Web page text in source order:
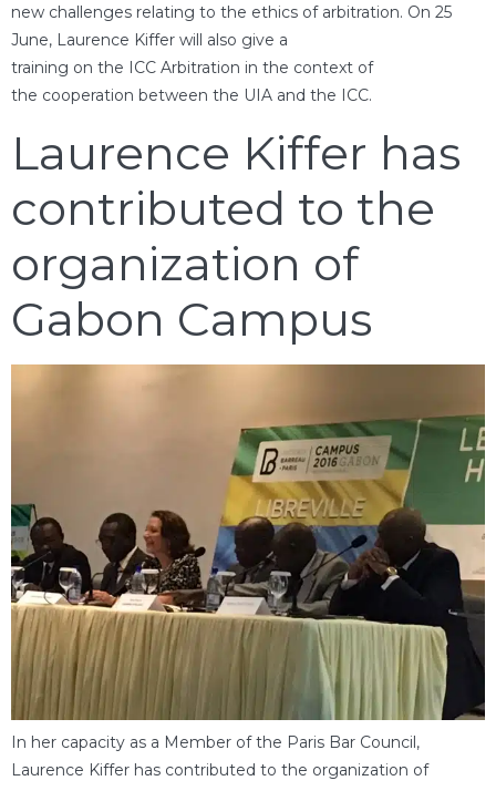
new challenges relating to the ethics of arbitration. On 25
June, Laurence Kiffer will also give a
training on the ICC Arbitration in the context of
the cooperation between the UIA and the ICC.
Laurence Kiffer has
contributed to the
organization of
Gabon Campus
In her capacity as a Member of the Paris Bar Council,
Laurence Kiffer has contributed to the organization of